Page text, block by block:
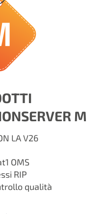
M
LA V26
OMS
RIP
qualità